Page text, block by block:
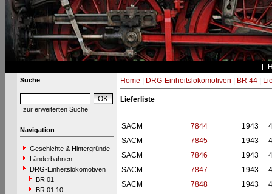
Suche
zur erweiterten Suche
Navigation
Geschichte & Hintergründe
Länderbahnen
DRG-Einheitslokomotiven
BR 01
BR 01.10
Home DRG-Einheitslokomotiven BR 44|
Lieferliste
SACM 7844 1943
SACM
7845 1943
SACM
7846 1943
SACM
7847 1943
SACM
7848 1943